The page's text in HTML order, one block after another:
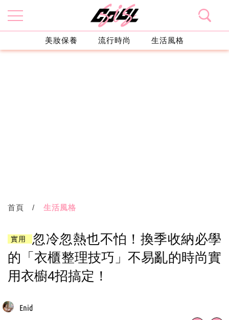
美妝保養 流行時尚 生活風格
首頁 生活風格
實用
忽冷忽熱也不怕！換季收納必學
的「衣櫃整理技巧」不易亂的時尚實
用衣櫥4招搞定！
Enid